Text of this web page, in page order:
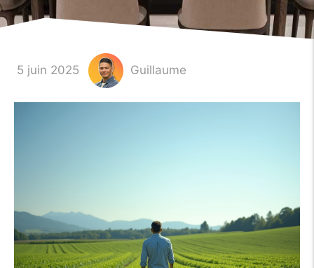
5 juin 2025 Guillaume